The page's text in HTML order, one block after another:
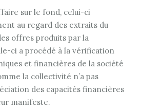
sur le fond, celui-ci
au regard des extraits du
offres produits par la
ci a procédé à la vérification
et financières de la société
la collectivité n’a pas
des capacités financières
manifeste.